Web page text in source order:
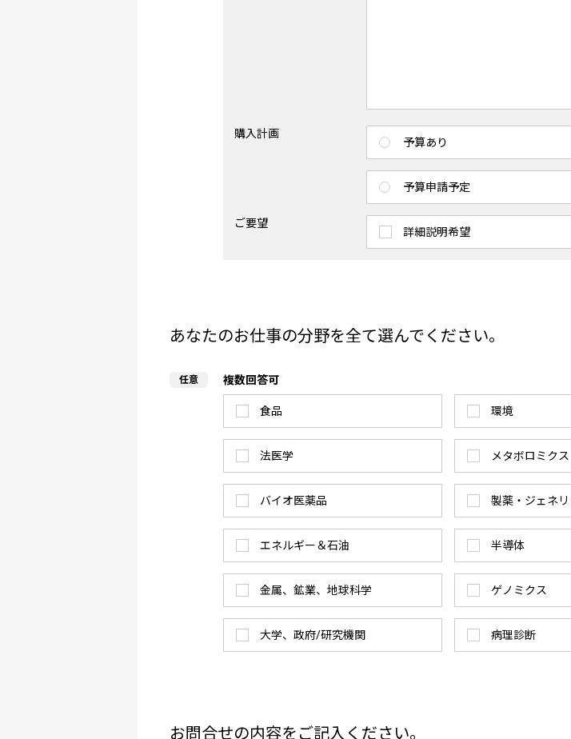
購入計画
予算あり
予算申請予定
ご要望
詳細説明希望
あなたのお仕事の分野を全て選んでください。
複数回答可
食品 環境
法医学 メタボロミクス
バイオ医薬品 製薬・ジェネリ
エネルギー＆石油 半導体
金属、鉱業、地球科学 ゲノミクス
大学、政府/研究機関 病理診断
お問合せの内容をご記入ください。